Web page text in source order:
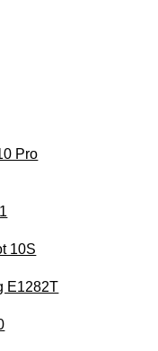
Pro
10S
E1282T